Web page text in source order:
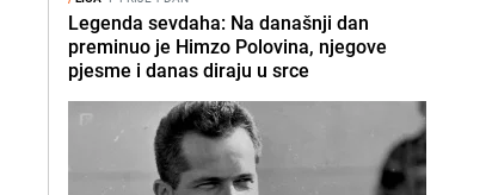
Legenda sevdaha: Na današnji dan
preminuo je Himzo Polovina, njegove
pjesme i danas diraju u srce